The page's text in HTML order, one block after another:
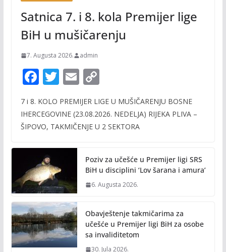
Satnica 7. i 8. kola Premijer lige
BiH u mušičarenju
7. Augusta 2026. admin
F
e
b
o
k
T
itt
er
E
ai
l
C
p
y
n
k
7 i 8. KOLO PREMIJER LIGE U MUŠIČARENJU BOSNE
IHERCEGOVINE (23.08.2026. NEDELJA) RIJEKA PLIVA –
ŠIPOVO, TAKMIČENJE U 2 SEKTORA
Poziv za učešće u Premijer ligi SRS
BiH u disciplini ‘Lov šarana i amura’
6. Augusta 2026.
Obavještenje takmičarima za
učešće u Premijer ligi BiH za osobe
sa invaliditetom
30. Jula 2026.